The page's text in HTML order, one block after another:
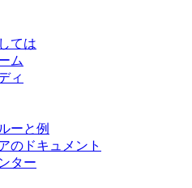
ては
ム
ィ
ーと例
のドキュメント
ター